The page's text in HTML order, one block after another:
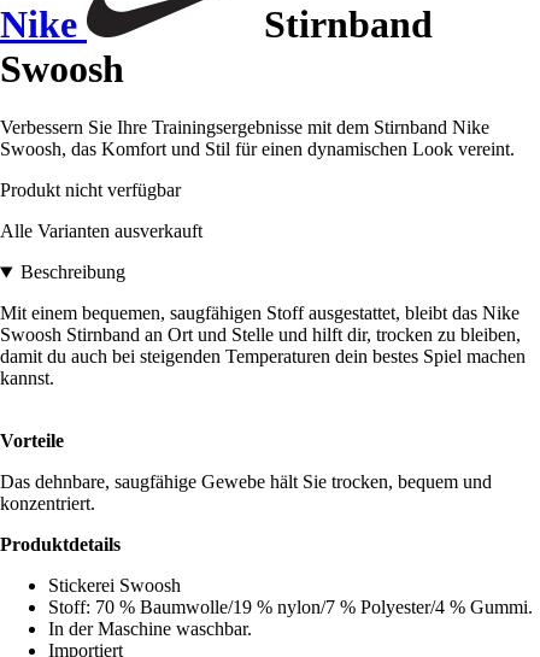
Nike
Stirnband
Swoosh
Verbessern Sie Ihre Trainingsergebnisse mit dem Stirnband Nike
Swoosh, das Komfort und Stil für einen dynamischen Look vereint.
Produkt nicht verfügbar
Alle Varianten ausverkauft
Beschreibung
Mit einem bequemen, saugfähigen Stoff ausgestattet, bleibt das Nike
Swoosh Stirnband an Ort und Stelle und hilft dir, trocken zu bleiben,
damit du auch bei steigenden Temperaturen dein bestes Spiel machen
kannst.
Vorteile
Das dehnbare, saugfähige Gewebe hält Sie trocken, bequem und
konzentriert.
Produktdetails
Stickerei Swoosh
Stoff: 70 % Baumwolle/19 % nylon/7 % Polyester/4 % Gummi.
In der Maschine waschbar.
Importiert